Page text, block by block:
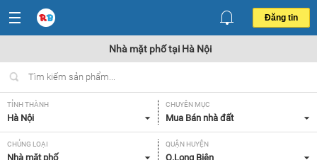
Đăng tin
Nhà mặt phố tại Hà Nội
TỈNH THÀNH
Hà Nội
CHUYÊN MỤC
Mua Bán nhà đất
CHỦNG LOẠI
Nhà mặt phố
QUẬN HUYỆN
Q.Long Biên